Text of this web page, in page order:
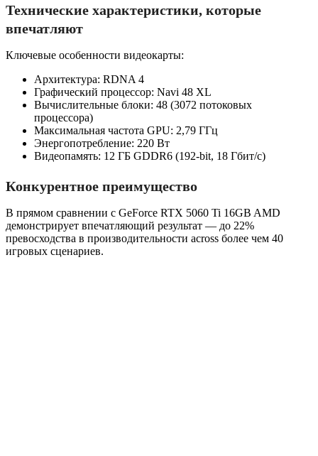
Технические характеристики, которые
впечатляют
Ключевые особенности видеокарты:
Архитектура: RDNA 4
Графический процессор: Navi 48 XL
Вычислительные блоки: 48 (3072 потоковых
процессора)
Максимальная частота GPU: 2,79 ГГц
Энергопотребление: 220 Вт
Видеопамять: 12 ГБ GDDR6 (192-bit, 18 Гбит/с)
Конкурентное преимущество
В прямом сравнении с GeForce RTX 5060 Ti 16GB AMD
демонстрирует впечатляющий результат — до 22%
превосходства в производительности across более чем 40
игровых сценариев.